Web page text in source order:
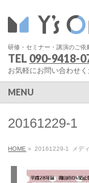
研修・セミナー・講演のご依
TEL 090-9418-
お気軽にお問い合わせ
MENU
20161229-1
HOME » 20161229-1 メデ